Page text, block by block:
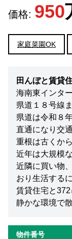
価格: 950
家庭菜園OK
田んぼと賃貸
海南東インタ
県道１８号線
県道は令和８
直通になり交
重根は古くか
近年は大規模
近隣に買い物
おり生活する
賃貸住宅と372
静かな環境で
物件番号